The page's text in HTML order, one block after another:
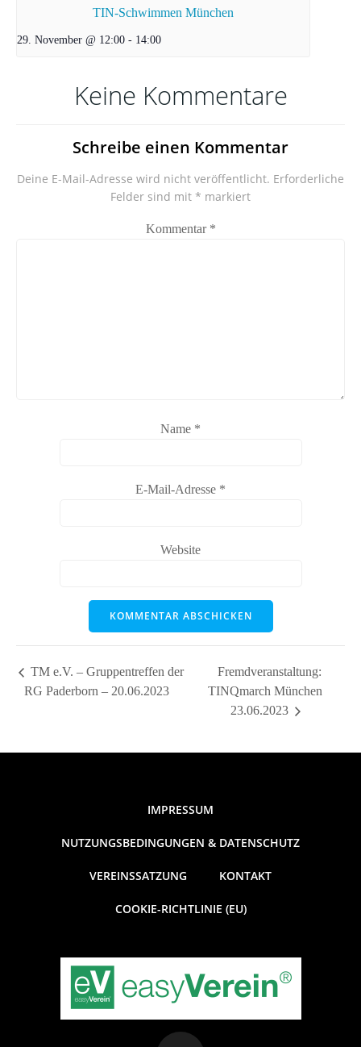
TIN-Schwimmen München
29. November @ 12:00 - 14:00
Keine Kommentare
Schreibe einen Kommentar
Deine E-Mail-Adresse wird nicht veröffentlicht. Erforderliche
Felder sind mit * markiert
Kommentar *
Name *
E-Mail-Adresse *
Website
TM e.V. – Gruppentreffen der
RG Paderborn – 20.06.2023
Fremdveranstaltung:
TINQmarch München
23.06.2023
IMPRESSUM
NUTZUNGSBEDINGUNGEN & DATENSCHUTZ
VEREINSSATZUNG KONTAKT
COOKIE-RICHTLINIE (EU)